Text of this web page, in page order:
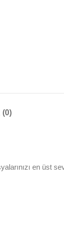
(0)
en üst